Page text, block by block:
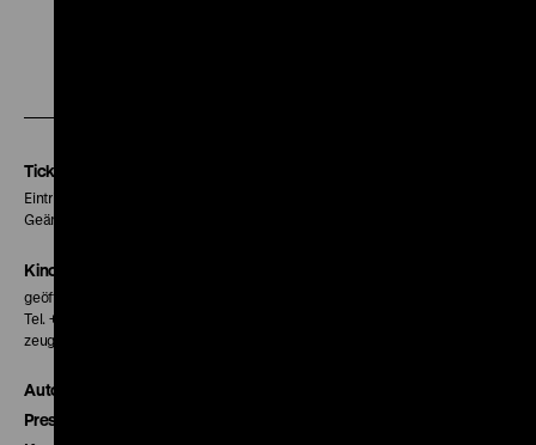
Tickets
Eintritt 5 €
Geänderte Preise sind im Programm vermerkt.
Kinokasse
geöffnet 30 Minuten vor Beginn der ersten Vorstellung
Tel. + 49 30 20304-770
zeughauskino@dhm.de
Autor*innen
Presse